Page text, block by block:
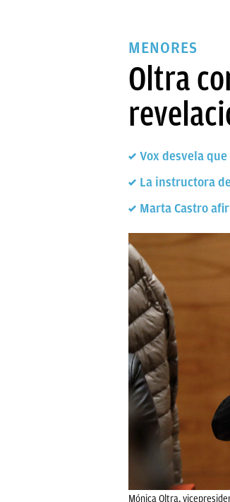
MENORES
Oltra
Vox desvela
La instructora
Marta Castro
Mónica Oltra,